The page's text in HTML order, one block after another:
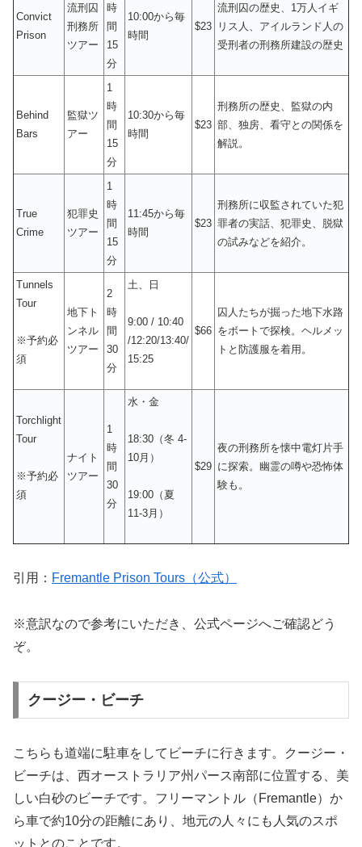
Convict
Prison
流刑囚
刑務所
ツアー
時
間
15
分
10:00から毎
時間
$23
流刑囚の歴史、1万人イギ
リス人、アイルランド人の
受刑者の刑務所建設の歴史
Behind
Bars
監獄ツ
アー
1
時
間
15
分
10:30から毎
時間
$23
刑務所の歴史、監獄の内
部、独房、看守との関係を
解説。
True
Crime
犯罪史
ツアー
1
時
間
15
分
11:45から毎
時間
$23
刑務所に収監されていた犯
罪者の実話、犯罪史、脱獄
の試みなどを紹介。
Tunnels
Tour
※予約必
須
地下ト
ンネル
ツアー
2
時
間
30
分
土、日
9:00 / 10:40
/12:20/13:40/
15:25
$66
囚人たちが掘った地下水路
をボートで探検。ヘルメッ
トと防護服を着用。
Torchlight
Tour
※予約必
須
ナイト
ツアー
1
時
間
30
分
水・金
18:30（冬 4-
10月）
19:00（夏
11-3月）
$29
夜の刑務所を懐中電灯片手
に探索。幽霊の噂や恐怖体
験も。
引用： Fremantle Prison Tours（公式）
※意訳なので参考にいただき、公式ページへご確認どう
ぞ。
クージー・ビーチ
こちらも道端に駐車をしてビーチに行きます。クージー・
ビーチは、西オーストラリア州パース南部に位置する、美
しい白砂のビーチです。フリーマントル（Fremantle）か
ら車で約10分の距離にあり、地元の人々にも人気のスポ
ットとのことです。